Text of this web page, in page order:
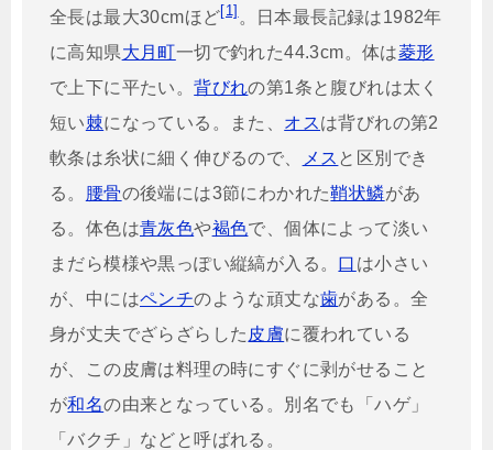
全長は最大30cmほど[1]。日本最長記録は1982年
に高知県大月町一切で釣れた44.3cm。体は菱形
で上下に平たい。背びれの第1条と腹びれは太く
短い棘になっている。また、 オスは背びれの第2
軟条は糸状に細く伸びるので、
メス と区別でき
る。 腰骨の後端には3節にわかれた鞘状鱗があ
る。体色は青灰色や褐色で、個体によって淡い
まだら模様や黒っぽい縦縞が入る。 口 は小さい
が、中にはペンチのような頑丈な歯がある。全
身が丈夫でざらざらした 皮膚に覆われている
が、この皮膚は料理の時にすぐに剥がせること
が和名の由来となっている。別名でも「ハゲ」
「バクチ」などと呼ばれる。